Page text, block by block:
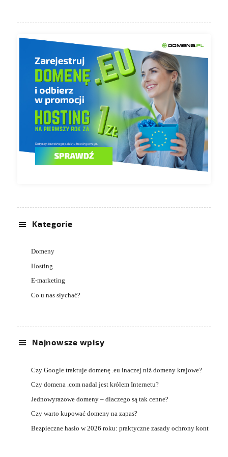
Kategorie
Domeny
Hosting
E-marketing
Co u nas słychać?
Najnowsze wpisy
Czy Google traktuje domenę .eu inaczej niż domeny krajowe?
Czy domena .com nadal jest królem Internetu?
Jednowyrazowe domeny – dlaczego są tak cenne?
Czy warto kupować domeny na zapas?
Bezpieczne hasło w 2026 roku: praktyczne zasady ochrony kont